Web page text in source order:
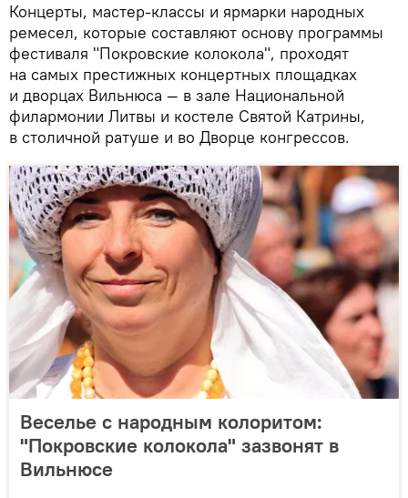
Концерты, мастер-классы и ярмарки народных
ремесел, которые составляют основу программы
фестиваля "Покровские колокола", проходят
на самых престижных концертных площадках
и дворцах Вильнюса — в зале Национальной
филармонии Литвы и костеле Святой Катрины,
в столичной ратуше и во Дворце конгрессов.
Веселье с народным колоритом:
"Покровские колокола" зазвонят в
Вильнюсе